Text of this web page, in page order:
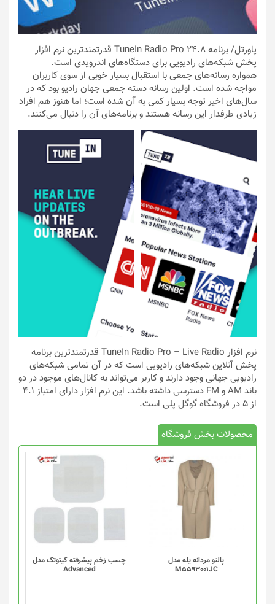
پاورتل
/ برنامه 24.8 TuneIn Radio Pro قدرتمندترین نرم افزار
پخش شبکه‌های رادیویی برای دستگاه‌های اندرویدی است.
همواره رسانه‌های جمعی با استقبال بسیار خوبی از سوی کاربران
مواجه شده است. اولین رسانه دسته جمعی جهان رادیو بود که در
سال‌های اخیر توجه بسیار کمی به آن شده است؛ اما هنوز هم افراد
زیادی طرفدار این رسانه هستند و برنامه‌های آن را دنبال می‌کنند.
نرم افزار TuneIn Radio Pro – Live Radio قدرتمندترین برنامه
پخش آنلاین شبکه‌های رادیویی است که در آن تمامی شبکه‌های
رادیویی جهانی وجود دارند و کاربر می‌تواند به کانال‌های موجود در دو
باند AM و FM دسترسی داشته باشد. این نرم افزار دارای امتیاز ۴.۱
از ۵ در فروشگاه گوگل پلی است.
محصولات بخش فروشگاه
پالتو مردانه یله مدل
M5593001JC
چسب زخم پیشرفته کیتوتک مدل
Advanced